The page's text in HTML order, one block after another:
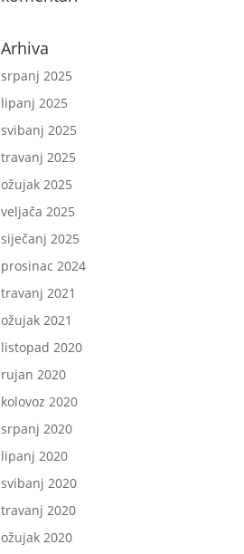
Arhiva
srpanj 2025
lipanj 2025
svibanj 2025
travanj 2025
ožujak 2025
veljača 2025
siječanj 2025
prosinac 2024
travanj 2021
ožujak 2021
listopad 2020
rujan 2020
kolovoz 2020
srpanj 2020
lipanj 2020
svibanj 2020
travanj 2020
ožujak 2020